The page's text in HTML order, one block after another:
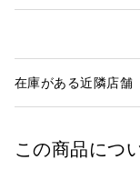
在庫がある近隣店舗
この商品につ